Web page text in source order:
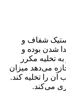
شفاف و
جدا شدن بوده و
نیاز به تخلیه مکرر
می‌دهد میزان
آن را تخلیه کند.
می‌کند.